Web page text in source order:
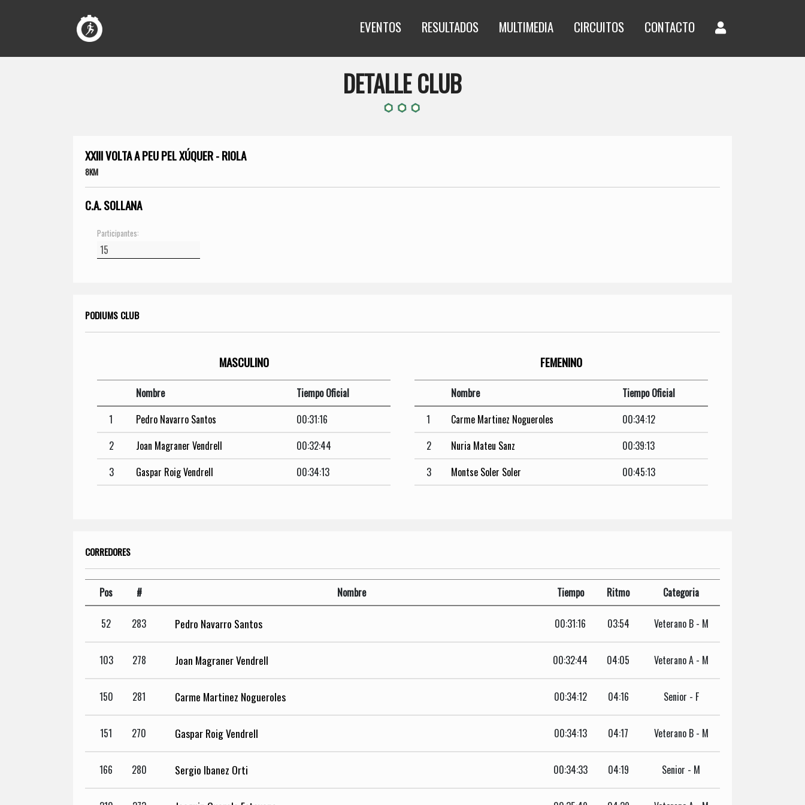
EVENTOS RESULTADOS MULTIMEDIA CIRCUITOS CONTACTO
DETALLE CLUB
XXIII VOLTA A PEU PEL XÚQUER - RIOLA
8KM
C.A. SOLLANA
Participantes:
PODIUMS CLUB
MASCULINO
Nombre
Tiempo Oficial
1
Pedro Navarro Santos
00:31:16
2
Joan Magraner Vendrell
00:32:44
3
Gaspar Roig Vendrell 00:34:13
FEMENINO
Nombre
Tiempo Oficial
1
Carme Martinez Nogueroles
00:34:12
2
Nuria Mateu Sanz
00:39:13
3
Montse Soler Soler 00:45:13
CORREDORES
Pos # Nombre Tiempo Ritmo Categoria
52 283 Pedro Navarro Santos 00:31:16 03:54 Veterano B - M
103 278 Joan Magraner Vendrell 00:32:44 04:05 Veterano A - M
150 281 Carme Martinez Nogueroles 00:34:12 04:16 Senior - F
151 270 Gaspar Roig Vendrell 00:34:13 04:17 Veterano B - M
166 280 Sergio Ibanez Orti 00:34:33 04:19 Senior - M